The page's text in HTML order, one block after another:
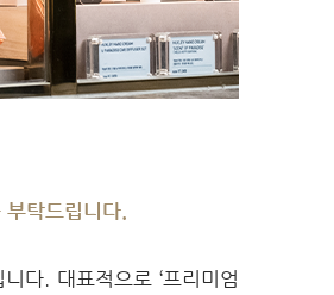
탁드립니다.
다. 대표적으로 ‘프리미엄